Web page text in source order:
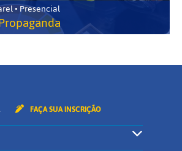
• Presencial
FAÇA SUA INSCRIÇÃO